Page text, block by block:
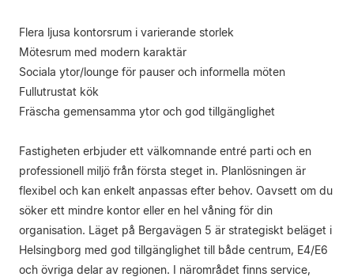
Flera ljusa kontorsrum i varierande storlek
Mötesrum med modern karaktär
Sociala ytor/lounge för pauser och informella möten
Fullutrustat kök
Fräscha gemensamma ytor och god tillgänglighet
Fastigheten erbjuder ett välkomnande entré parti och en
professionell miljö från första steget in. Planlösningen är
flexibel och kan enkelt anpassas efter behov. Oavsett om du
söker ett mindre kontor eller en hel våning för din
organisation. Läget på Bergavägen 5 är strategiskt beläget i
Helsingborg med god tillgänglighet till både centrum, E4/E6
och övriga delar av regionen. I närområdet finns service,